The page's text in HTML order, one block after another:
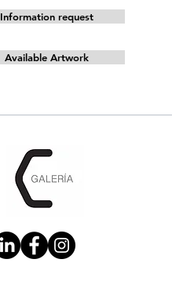
Information request
Available Artwork